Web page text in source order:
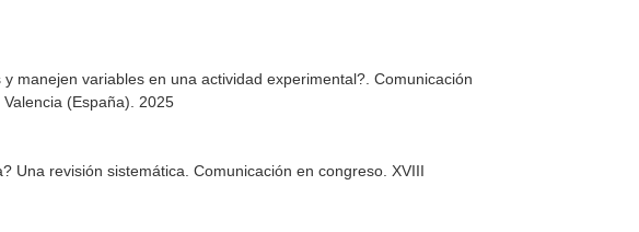
manejen variables en una actividad experimental?. Comunicación
(España). 2025
Una revisión sistemática. Comunicación en congreso. XVIII